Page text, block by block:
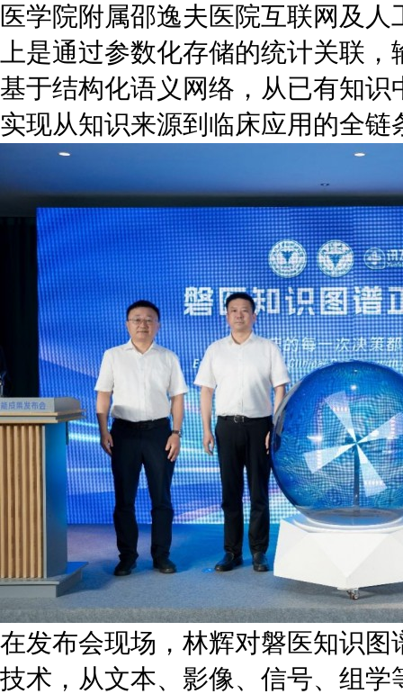
医学院附属邵逸夫医院互联网及
上是通过参数化存储的统计关联
基于结构化语义网络，从已有知
实现从知识来源到临床应用的全
在发布会现场，林辉对磐医知识
技术，从文本、影像、信号、组